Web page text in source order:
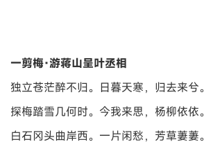
一剪梅·游蒋山呈叶丞相
独立苍茫醉不归。日暮天寒，归去来兮。
探梅踏雪几何时。今我来思，杨柳依依。
白石冈头曲岸西。一片闲愁，芳草萋萋。